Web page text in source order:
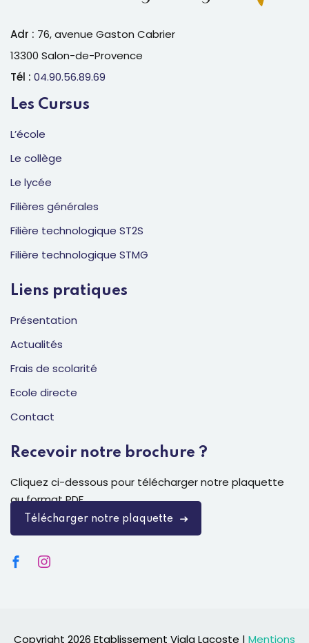
Adr : 76, avenue Gaston Cabrier
13300 Salon-de-Provence
Tél : 04.90.56.89.69
Les Cursus
L’école
Le collège
Le lycée
Filières générales
Filière technologique ST2S
Filière technologique STMG
Liens pratiques
Présentation
Actualités
Frais de scolarité
Ecole directe
Contact
Recevoir notre brochure ?
Cliquez ci-dessous pour télécharger notre plaquette
au format PDF.
Télécharger notre plaquette
Copyright 2026 Etablissement Viala Lacoste | Mentions